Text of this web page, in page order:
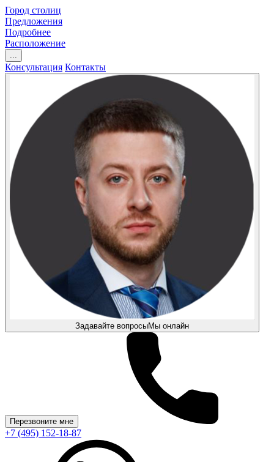
Город столиц
Предложения
Подробнее
Расположение
...
Консультация Контакты
Задавайте вопросыМы онлайн
Перезвоните мне
+7 (495) 152-18-87